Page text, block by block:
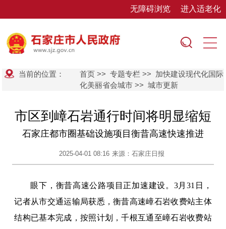
无障碍浏览 进入适老化
当前的位置： 首页 >>专题专栏 >> 加快建设现代化国际
化美丽省会城市 >>城市更新
市区到嶂石岩通行时间将明显缩短
石家庄都市圈基础设施项目衡昔高速快速推进
2025-04-01 08:16 来源：石家庄日报
眼下，衡昔高速公路项目正加速建设。3月31日，
记者从市交通运输局获悉，衡昔高速嶂石岩收费站主体
结构已基本完成，按照计划，千根互通至嶂石岩收费站